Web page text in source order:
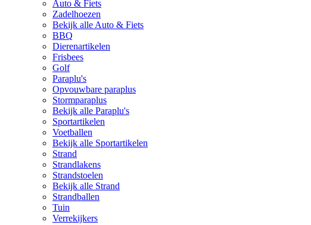
Auto & Fiets
Zadelhoezen
Bekijk alle Auto & Fiets
BBQ
Dierenartikelen
Frisbees
Golf
Paraplu's
Opvouwbare paraplus
Stormparaplus
Bekijk alle Paraplu's
Sportartikelen
Voetballen
Bekijk alle Sportartikelen
Strand
Strandlakens
Strandstoelen
Bekijk alle Strand
Strandballen
Tuin
Verrekijkers